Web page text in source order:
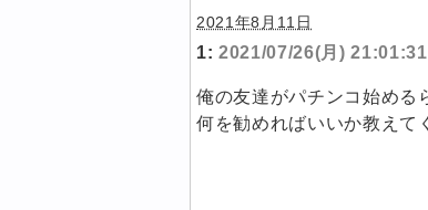
2021年8月11日
1: 2021/07/26(月)
俺の友達がパチンコ始める
何を勧めればいいか教えて